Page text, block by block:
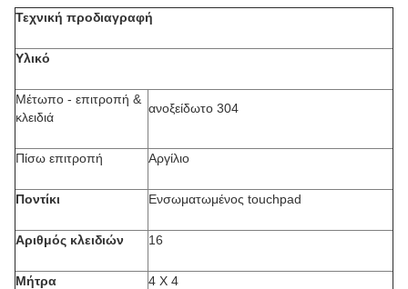
Τεχνική προδιαγραφή
Υλικό
Μέτωπο - επιτροπή &
κλειδιά
ανοξείδωτο 304
Πίσω επιτροπή Αργίλιο
Ποντίκι Ενσωματωμένος touchpad
Αριθμός κλειδιών 16
Μήτρα 4 X 4